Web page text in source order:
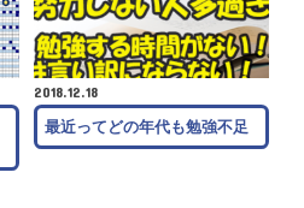
2018.12.18
最近ってどの年代も勉強不足